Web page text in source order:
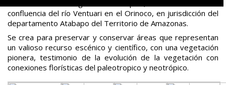
confluencia del río Ventuari en el Orinoco, en jurisdicción del
departamento Atabapo del Territorio de Amazonas.
Se crea para preservar y conservar áreas que representan
un valioso recurso escénico y científico, con una vegetación
pionera, testimonio de la evolución de la vegetación con
conexiones florísticas del paleotropico y neotrópico.